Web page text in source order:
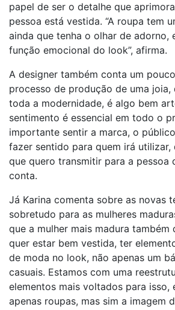
papel de ser o detalhe que
pessoa está vestida. “A roupa tem
ainda que tenha o olhar de adorno,
função emocional do look”, afirma.
A designer também conta um
processo de produção de uma joia,
toda a modernidade, é algo bem
sentimento é essencial em todo o
importante sentir a marca, o
fazer sentido para quem irá utilizar,
que quero transmitir para a pessoa
conta.
Já Karina comenta sobre as novas
sobretudo para as mulheres
que a mulher mais madura também
quer estar bem vestida, ter
de moda no look, não apenas um
casuais. Estamos com uma
elementos mais voltados para isso,
apenas roupas, mas sim a imagem